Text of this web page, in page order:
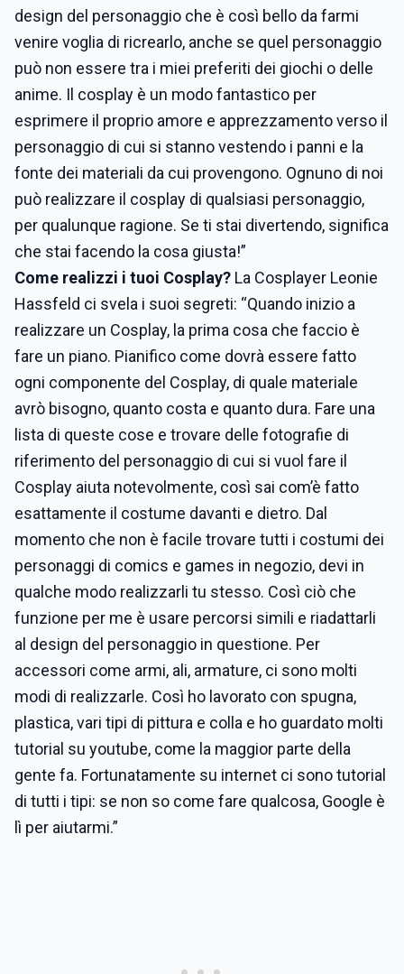
design del personaggio che è così bello da farmi
venire voglia di ricrearlo, anche se quel personaggio
può non essere tra i miei preferiti dei giochi o delle
anime. Il cosplay è un modo fantastico per
esprimere il proprio amore e apprezzamento verso il
personaggio di cui si stanno vestendo i panni e la
fonte dei materiali da cui provengono. Ognuno di noi
può realizzare il cosplay di qualsiasi personaggio,
per qualunque ragione. Se ti stai divertendo, significa
che stai facendo la cosa giusta!”
Come realizzi i tuoi Cosplay? La Cosplayer Leonie
Hassfeld ci svela i suoi segreti: “Quando inizio a
realizzare un Cosplay, la prima cosa che faccio è
fare un piano. Pianifico come dovrà essere fatto
ogni componente del Cosplay, di quale materiale
avrò bisogno, quanto costa e quanto dura. Fare una
lista di queste cose e trovare delle fotografie di
riferimento del personaggio di cui si vuol fare il
Cosplay aiuta notevolmente, così sai com’è fatto
esattamente il costume davanti e dietro. Dal
momento che non è facile trovare tutti i costumi dei
personaggi di comics e games in negozio, devi in
qualche modo realizzarli tu stesso. Così ciò che
funzione per me è usare percorsi simili e riadattarli
al design del personaggio in questione. Per
accessori come armi, ali, armature, ci sono molti
modi di realizzarle. Così ho lavorato con spugna,
plastica, vari tipi di pittura e colla e ho guardato molti
tutorial su youtube, come la maggior parte della
gente fa. Fortunatamente su internet ci sono tutorial
di tutti i tipi: se non so come fare qualcosa, Google è
lì per aiutarmi.”